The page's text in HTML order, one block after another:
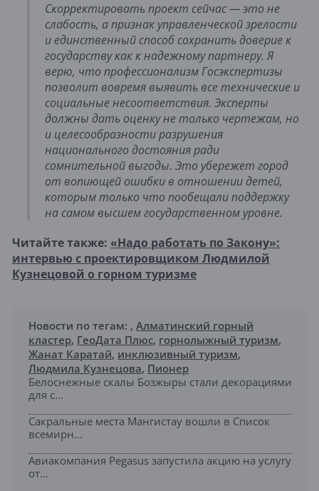
Скорректировать проект сейчас — это не
слабость, а признак управленческой зрелости
и единственный способ сохранить доверие к
государству как к надежному партнеру. Я
верю, что профессионализм Госэкспертизы
позволит вовремя выявить все технические и
социальные несоответствия. Эксперты
должны дать оценку не только чертежам, но
и целесообразности разрушения
национального достояния ради
сомнительной выгоды. Это убережет город
от вопиющей ошибки в отношении детей,
которым только что пообещали поддержку
на самом высшем государственном уровне.
Читайте также: «Надо работать по Закону»:
интервью с проектировщиком Людмилой
Кузнецовой о горном туризме
Новости по тегам: , Алматинский горный
кластер, ГеоДата Плюс, горнолыжный туризм,
Жанат Каратай, инклюзивный туризм,
Людмила Кузнецова, Пионер
Белоснежные скалы Бозжыры стали декорациями
для с...
Сакральные места Мангистау вошли в Список
всемирн...
Авиакомпания Pegasus запустила акцию на услугу
от...